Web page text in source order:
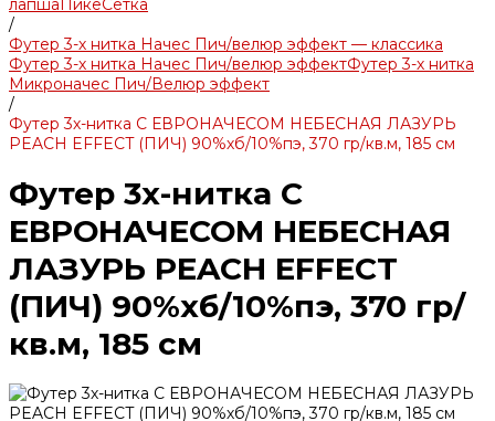
лапшаПикеСетка
/
Футер 3-х нитка Начес Пич/велюр эффект — классика
Футер 3-х нитка Начес Пич/велюр эффектФутер 3-х нитка
Микроначес Пич/Велюр эффект
/
Футер 3х-нитка С ЕВРОНАЧЕСОМ НЕБЕСНАЯ ЛАЗУРЬ
PEACH EFFECT (ПИЧ) 90%хб/10%пэ, 370 гр/кв.м, 185 см
Футер 3х-нитка С
ЕВРОНАЧЕСОМ НЕБЕСНАЯ
ЛАЗУРЬ PEACH EFFECT
(ПИЧ) 90%хб/10%пэ, 370 гр/
кв.м, 185 см